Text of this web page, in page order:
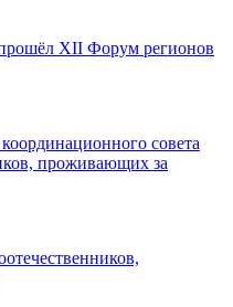
XII Форум регионов
совета
проживающих за